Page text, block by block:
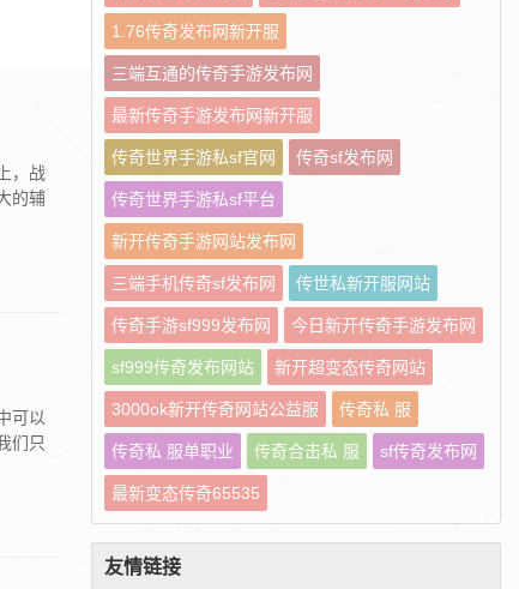
，战
的辅
可以
们只
1.76传奇发布网新开服
三端互通的传奇手游发布网
最新传奇手游发布网新开服
传奇世界手游私sf官网 传奇sf发布网
传奇世界手游私sf平台
新开传奇手游网站发布网
三端手机传奇sf发布网 传世私新开服网站
传奇手游sf999发布网 今日新开传奇手游发布网
sf999传奇发布网站 新开超变态传奇网站
3000ok新开传奇网站公益服 传奇私 服
传奇私 服单职业 传奇合击私 服 sf传奇发布网
最新变态传奇65535
友情链接